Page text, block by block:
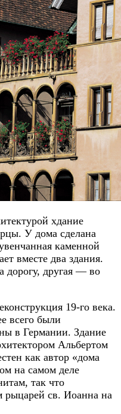
хдание
У дома сделана
каменной
вместе два здания.
дорогу, другая — во
19-го века.
всего были
в Германии. Здание
Альбертом
как автор «дома
на самом деле
так что
рыцарей св. Иоанна на